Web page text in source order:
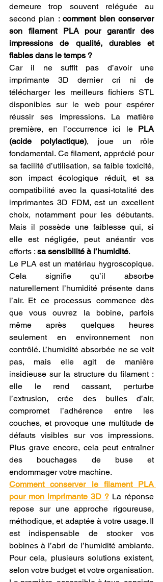
demeure trop souvent reléguée au
second plan : comment bien conserver
son filament PLA pour garantir des
impressions de qualité, durables et
fiables dans le temps ?
Car il ne suffit pas d’avoir une
imprimante 3D dernier cri ni de
télécharger les meilleurs fichiers STL
disponibles sur le web pour espérer
réussir ses impressions. La matière
première, en l’occurrence ici le PLA
(acide polylactique), joue un rôle
fondamental. Ce filament, apprécié pour
sa facilité d’utilisation, sa faible toxicité,
son impact écologique réduit, et sa
compatibilité avec la quasi-totalité des
imprimantes 3D FDM, est un excellent
choix, notamment pour les débutants.
Mais il possède une faiblesse qui, si
elle est négligée, peut anéantir vos
efforts : sa sensibilité à l’humidité.
Le PLA est un matériau hygroscopique.
Cela signifie qu’il absorbe
naturellement l’humidité présente dans
l’air. Et ce processus commence dès
que vous ouvrez la bobine, parfois
même après quelques heures
seulement en environnement non
contrôlé. L’humidité absorbée ne se voit
pas, mais elle agit de manière
insidieuse sur la structure du filament :
elle le rend cassant, perturbe
l’extrusion, crée des bulles d’air,
compromet l’adhérence entre les
couches, et provoque une multitude de
défauts visibles sur vos impressions.
Plus grave encore, cela peut entraîner
des bouchages de buse et
endommager votre machine.
Comment conserver le filament PLA
pour mon imprimante 3D ? La réponse
repose sur une approche rigoureuse,
méthodique, et adaptée à votre usage. Il
est indispensable de stocker vos
bobines à l’abri de l’humidité ambiante.
Pour cela, plusieurs solutions existent,
selon votre budget et votre organisation.